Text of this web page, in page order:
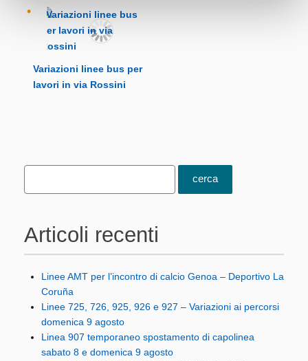
Variazioni linee bus per
lavori in via Rossini
Articoli recenti
Linee AMT per l’incontro di calcio Genoa – Deportivo La
Coruña
Linee 725, 726, 925, 926 e 927 – Variazioni ai percorsi
domenica 9 agosto
Linea 907 temporaneo spostamento di capolinea
sabato 8 e domenica 9 agosto